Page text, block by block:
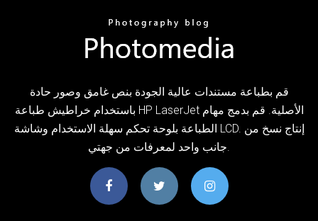
قم بطباعة مستندات عالية الجودة بنص غامق وصور حادة
باستخدام خراطيش طباعة HP LaserJet الأصلية. قم بدمج مهام
الطباعة بلوحة تحكم سهلة الاستخدام وشاشة LCD. إنتاج نسخ من